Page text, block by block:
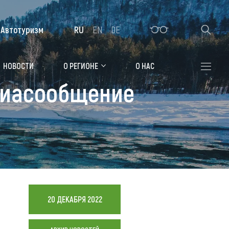
Алтайская зимовка
Где остановиться
Санатории
Гостиницы, отели
Коттеджи, базы
Мотели, придорожные отели
НОВОСТИ О РЕГИОНЕ О НАС
Автотуризм RU EN DE
20 ДЕКАБРЯ 2022